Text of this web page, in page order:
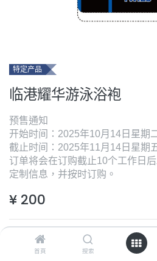
首頁 搜索
特定产品
临港耀华游泳浴袍
预售通知
开始时间：2025年10月14日星期
截止时间：2025年11月14日星期
订单将会在订购截止10个工作日
定制信息，并按时订购。
¥ 200